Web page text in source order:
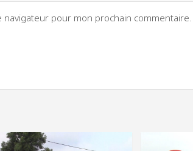
pour mon prochain commentaire.